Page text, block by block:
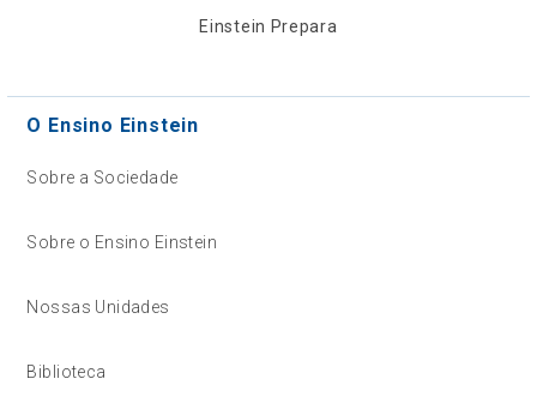
Einstein Prepara
O Ensino Einstein
Sobre a Sociedade
Sobre o Ensino Einstein
Nossas Unidades
Biblioteca